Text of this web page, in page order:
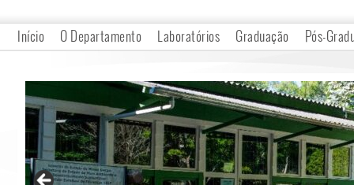
Início O Departamento Laboratórios Graduação Pós-